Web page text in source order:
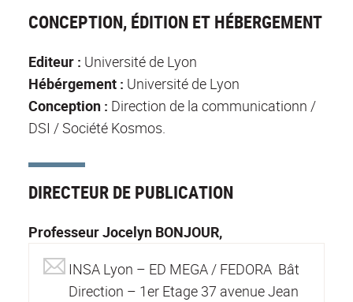
CONCEPTION, ÉDITION ET HÉBERGEMENT
Editeur : Université de Lyon
Hébérgement : Université de Lyon
Conception : Direction de la communicationn /
DSI / Société Kosmos.
DIRECTEUR DE PUBLICATION
Professeur Jocelyn BONJOUR,
INSA Lyon – ED MEGA / FEDORA Bât
Direction – 1er Etage 37 avenue Jean